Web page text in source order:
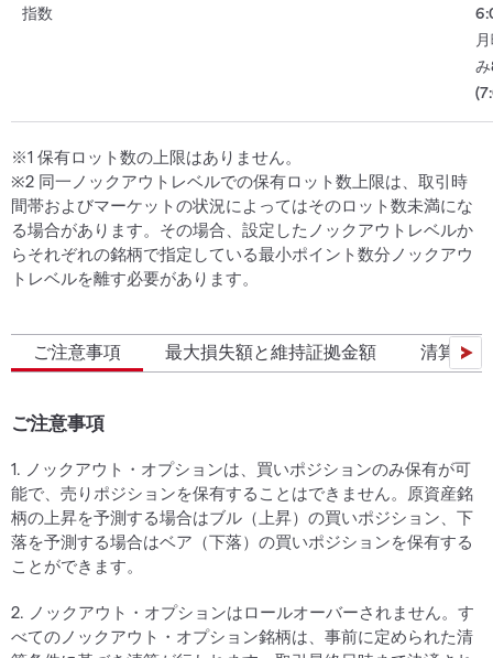
指数
※1 保有ロット数の上限はありません。
※2 同一ノックアウトレベルでの保有ロット数上限は、取引時
間帯およびマーケットの状況によってはそのロット数未満にな
る場合があります。その場合、設定したノックアウトレベルか
らそれぞれの銘柄で指定している最小ポイント数分ノックアウ
トレベルを離す必要があります。
ご注意事項 最大損失額と維持証拠金額 清算情報
ご注意事項
1. ノックアウト・オプションは、買いポジションのみ保有が可
能で、売りポジションを保有することはできません。原資産銘
柄の上昇を予測する場合はブル（上昇）の買いポジション、下
落を予測する場合はベア（下落）の買いポジションを保有する
ことができます。
2. ノックアウト・オプションはロールオーバーされません。す
べてのノックアウト・オプション銘柄は、事前に定められた清